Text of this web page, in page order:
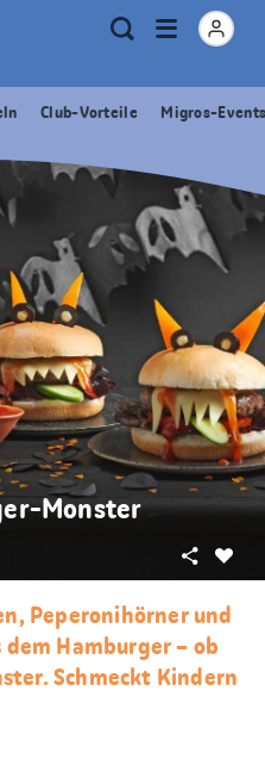
Meta
Navigation
Suche
Menu
öffnen
Club-Vorteile Migros-
Monster
Teilen
Peperonihörner und
Hamburger – ob
Schmeckt Kindern